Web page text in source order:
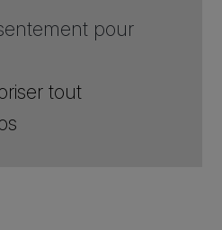
pour
tout